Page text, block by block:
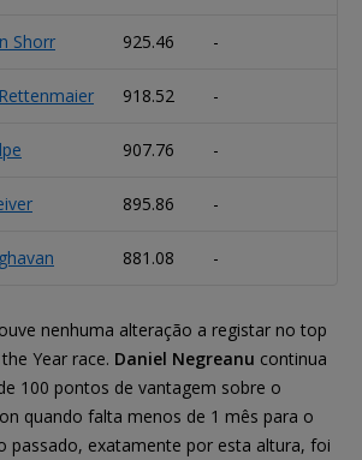
Shorr 925.46 -
918.52 -
907.76 -
895.86 -
881.08 -
nenhuma alteração a registar no top
Year race. Daniel Negreanu continua
100 pontos de vantagem sobre o
quando falta menos de 1 mês para o
passado, exatamente por esta altura, foi